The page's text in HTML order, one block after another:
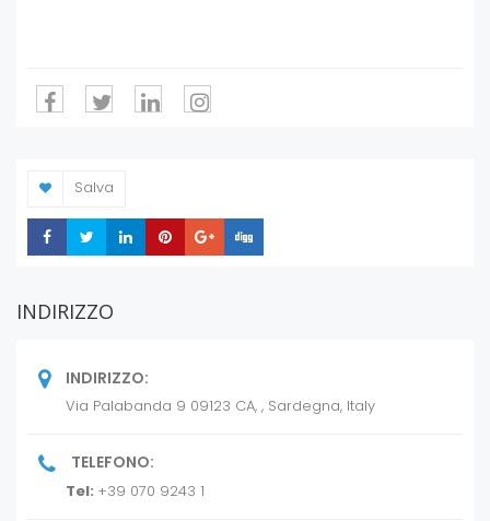
sviluppo di azioni volte a facilitare l’incontro tra
domanda e offerta di innovazione e a favorire il
soluzioni innovative di prodotto, di processo,
organizzative e di mercato; la realizzazione, a
favore delle nuove imprese innovative, di
programmi di agevolazione; la promozione,
gestione e sviluppo del parco scientifico e
iniziative di animazione economica, di diffusione
dell’innovazione tecnologica e di divulgazione
Salva
ShareShare ShareShareShare
INDIRIZZO
INDIRIZZO:
Via Palabanda 9 09123 CA, , Sardegna, Italy
TELEFONO:
Tel: +39 070 9243 1